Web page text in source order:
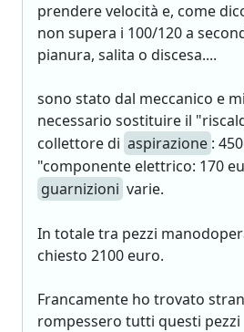
prendere velocità e, come
non supera i 100/120 a
pianura, salita o discesa....
sono stato dal meccanico e
necessario sostituire il
collettore di aspirazione :
"componente elettrico: 170
guarnizioni varie.
In totale tra pezzi
chiesto 2100 euro.
Francamente ho trovato
rompessero tutti questi pezzi